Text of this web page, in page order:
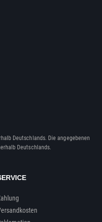
Deutschlands. Die angegebenen
Deutschlands.